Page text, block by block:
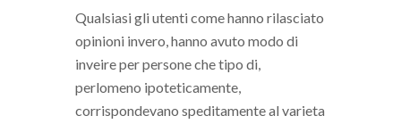
Qualsiasi gli utenti come hanno rilasciato
opinioni invero, hanno avuto modo di
inveire per persone che tipo di,
perlomeno ipoteticamente,
corrispondevano speditamente al varieta